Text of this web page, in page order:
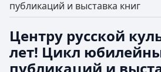
публикаций и выставка книг
Центру русской
лет! Цикл